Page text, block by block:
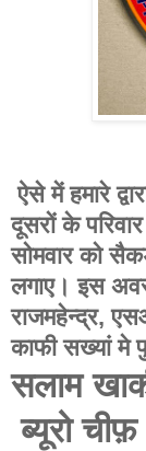
ऐसे में हमारे
दूसरों के
सोमवार को
लगाए। इस
राजमहेन्द्र,
काफी सख्यां मे
सलाम
ब्यूरो चीफ़